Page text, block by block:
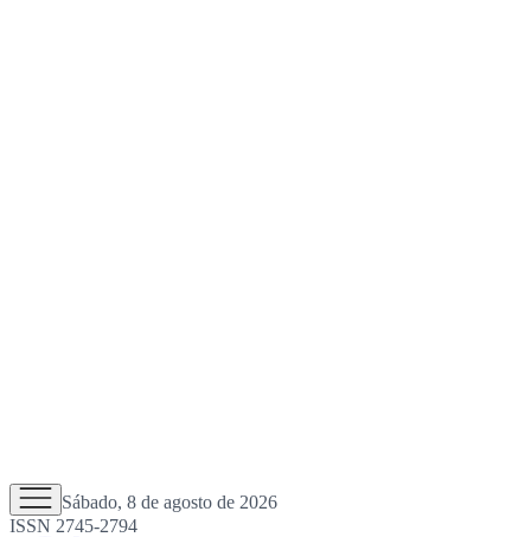
Sábado, 8 de agosto de 2026
ISSN 2745-2794